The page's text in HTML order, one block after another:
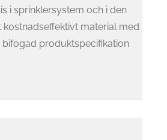
i sprinklersystem och i den
material med
bifogad produktspecifikation